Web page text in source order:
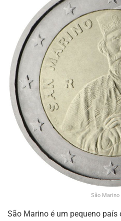
São Marino
São Marino é um pequeno